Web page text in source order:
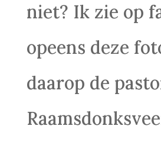
niet? Ik zie op
opeens deze
daarop de